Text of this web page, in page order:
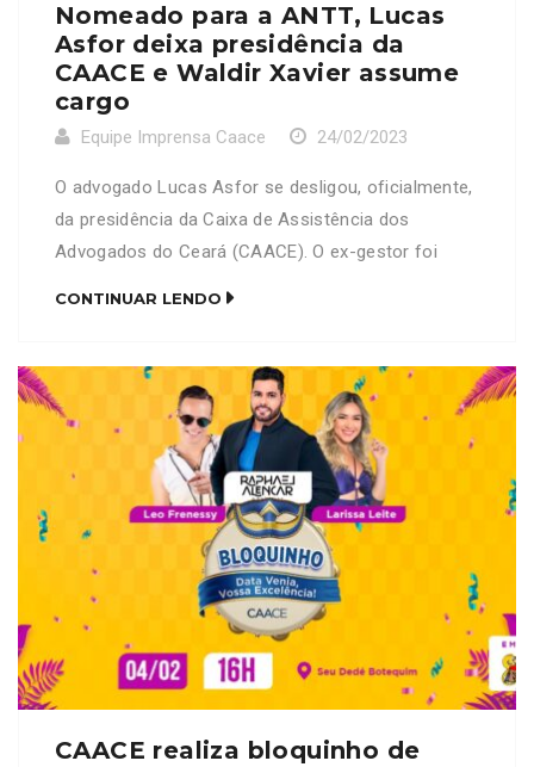
Nomeado para a ANTT, Lucas
Asfor deixa presidência da
CAACE e Waldir Xavier assume
cargo
Equipe Imprensa Caace 24/02/2023
O advogado Lucas Asfor se desligou, oficialmente,
da presidência da Caixa de Assistência dos
Advogados do Ceará (CAACE). O ex-gestor foi
o vice-presidente da Instituição, Waldir Xavier. A
transferência oficial de cargos aconteceu na […]
CONTINUAR LENDO
CAACE realiza bloquinho de